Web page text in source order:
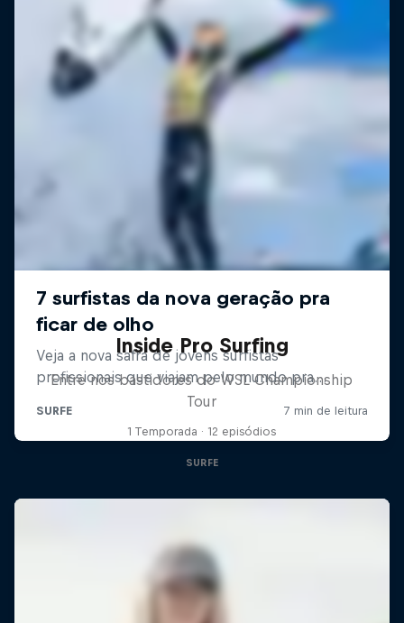
Inside Pro Surfing
Entre nos bastidores do WSL Championship
Tour
1 Temporada · 12 episódios
SURFE